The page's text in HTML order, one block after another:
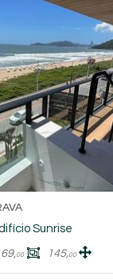
Sunrise
00 145,00